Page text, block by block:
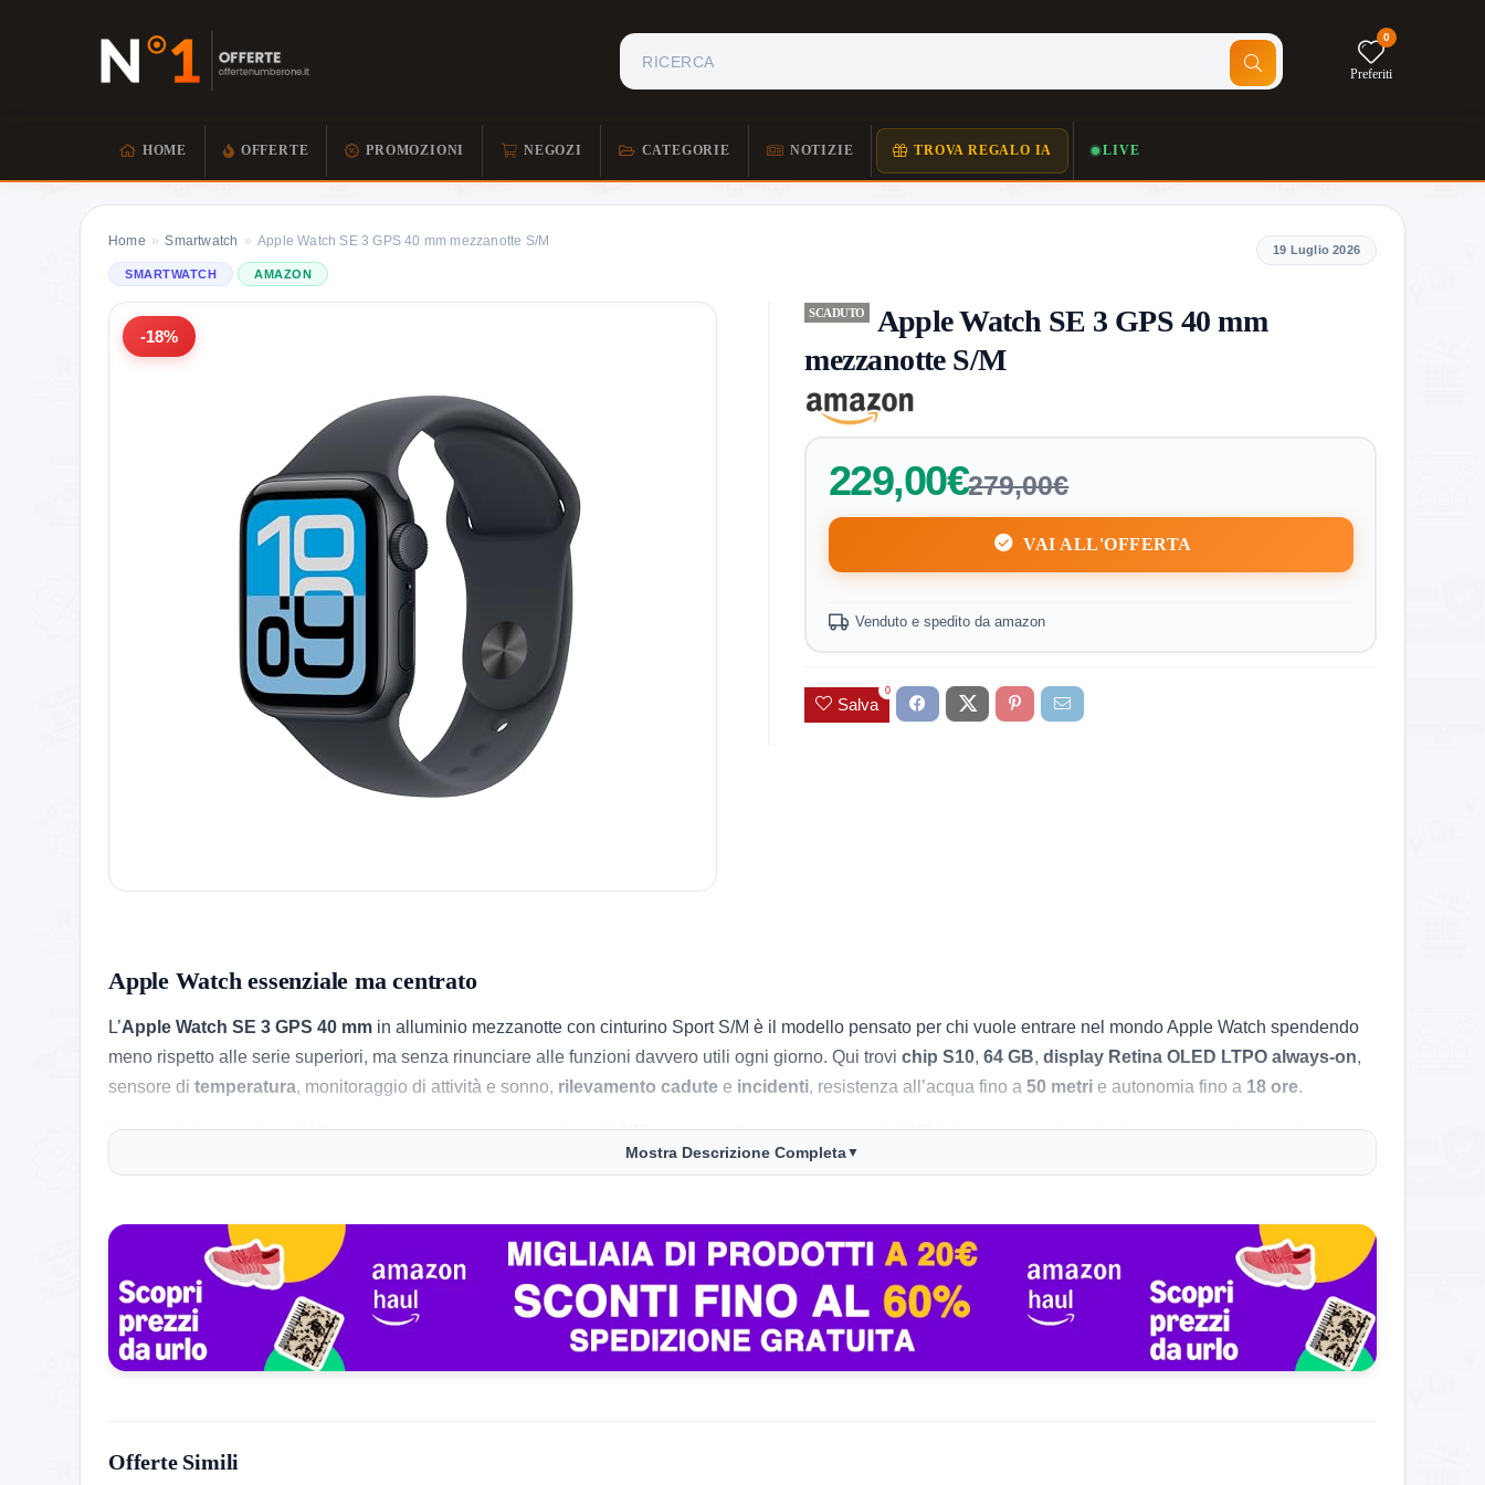
0
Preferiti
HOME OFFERTE PROMOZIONI NEGOZI CATEGORIE NOTIZIE TROVA REGALO IA LIVE
Home » Smartwatch » Apple Watch SE 3 GPS 40 mm mezzanotte S/M
SMARTWATCH AMAZON
-18%
SCADUTO
Apple Watch SE 3 GPS 40 mm
mezzanotte S/M
229,00€279,00€
VAI ALL'OFFERTA
Venduto e spedito da amazon
Salva
0
19 Luglio 2026
Apple Watch essenziale ma centrato
L’Apple Watch SE 3 GPS 40 mm in alluminio mezzanotte con cinturino Sport S/M è il modello pensato per chi vuole entrare nel mondo Apple Watch spendendo
meno rispetto alle serie superiori, ma senza rinunciare alle funzioni davvero utili ogni giorno. Qui trovi chip S10, 64 GB, display Retina OLED LTPO always-on,
sensore di temperatura, monitoraggio di attività e sonno, rilevamento cadute e incidenti, resistenza all’acqua fino a 50 metri e autonomia fino a 18 ore.
Il prezzo è il punto forte:219 eurocontro un prezzo consigliato di279 euro, quindi con uno sconto del22%che su un prodotto Apple nuovo e richiesto si fa notare
eccome. In pratica è una di quelle offerte che rendono questo modello molto più interessante del solito, soprattutto per chi voleva restare sotto la soglia psicologica
Le cose pratiche che contano
Il punto forte vero è l’equilibrio. Rispetto ai modelli top rinunci a sensori comeECG e ossigeno nel sangue, ma ti porti a casa quasi tutto quello che serve davvero
alla maggior parte delle persone: notifiche, chiamate con iPhone o Wi‑Fi, fitness, battito cardiaco, qualità del sonno, sicurezza, Apple Pay e integrazione molto
forte con iPhone. Inoltre il formato da
S/M per polsi da 130 a 180 mmlo rendono particolarmente adatto a chi non vuole un orologio
ingombrante.
avanzate o autonomia superiore devi inevitabilmente salire di prezzo.
Mostra Descrizione Completa▼
Offerte Simili